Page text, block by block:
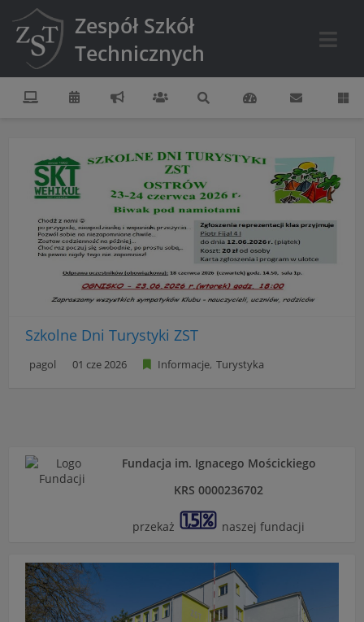
Zespół Szkół
Technicznych
Szkolne Dni Turystyki ZST
pagol 01 cze 2026 Informacje Turystyka
Fundacja im. Ignacego Mościckiego
KRS 0000236702
przekaż naszej fundacji